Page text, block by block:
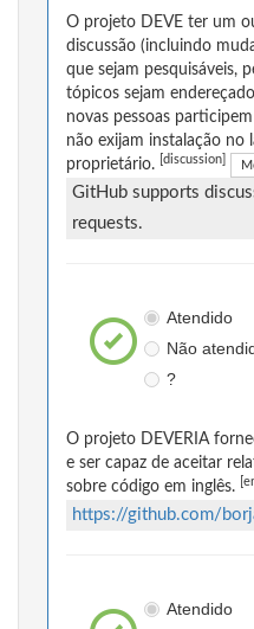
O projeto DEVE ter um
discussão (incluindo
que sejam pesquisáveis,
tópicos sejam
novas pessoas
não exijam instalação
proprietário.
[discussion]
GitHub supports
requests.
Atendido
Não
?
O projeto DEVERIA
e ser capaz de aceitar
sobre código em inglês.
https://github.com/
Atendido